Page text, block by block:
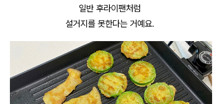
일반 후라이팬처럼
설거지를 못한다는 거예요.